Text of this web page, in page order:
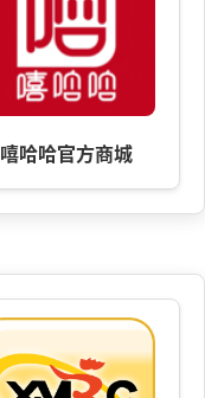
嘻哈哈官方商城